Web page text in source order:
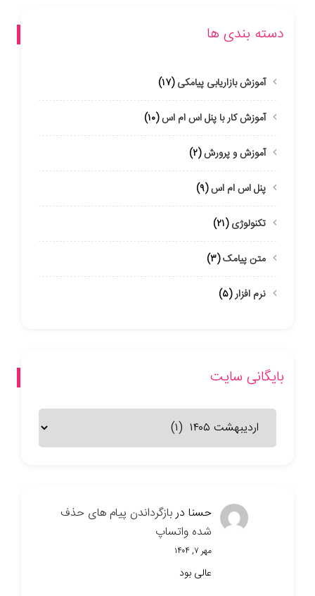
دسته بندی ها
آموزش بازاریابی پیامکی(۱۷)
آموزش کار با پنل اس ام اس(۱۰)
آموزش و پرورش(۲)
پنل اس ام اس(۹)
تکنولوژی(۲۱)
متن پیامک(۳)
نرم افزار(۵)
بایگانی سایت
بایگانی
سایت
حسنا دربازگرداندن پیام های حذف
شده واتساپ
مهر ۷, ۱۴۰۴
عالی بود